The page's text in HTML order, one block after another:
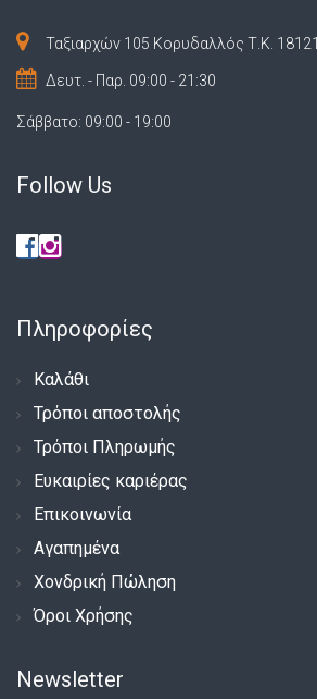
Ταξιαρχών 105 Κορυδαλλός Τ.Κ. 18121
Δευτ. - Παρ. 09:00 - 21:30
Σάββατο: 09:00 - 19:00
Follow Us
Πληροφορίες
Καλάθι
Τρόποι αποστολής
Τρόποι Πληρωμής
Ευκαιρίες καριέρας
Επικοινωνία
Αγαπημένα
Χονδρική Πώληση
Όροι Χρήσης
Newsletter